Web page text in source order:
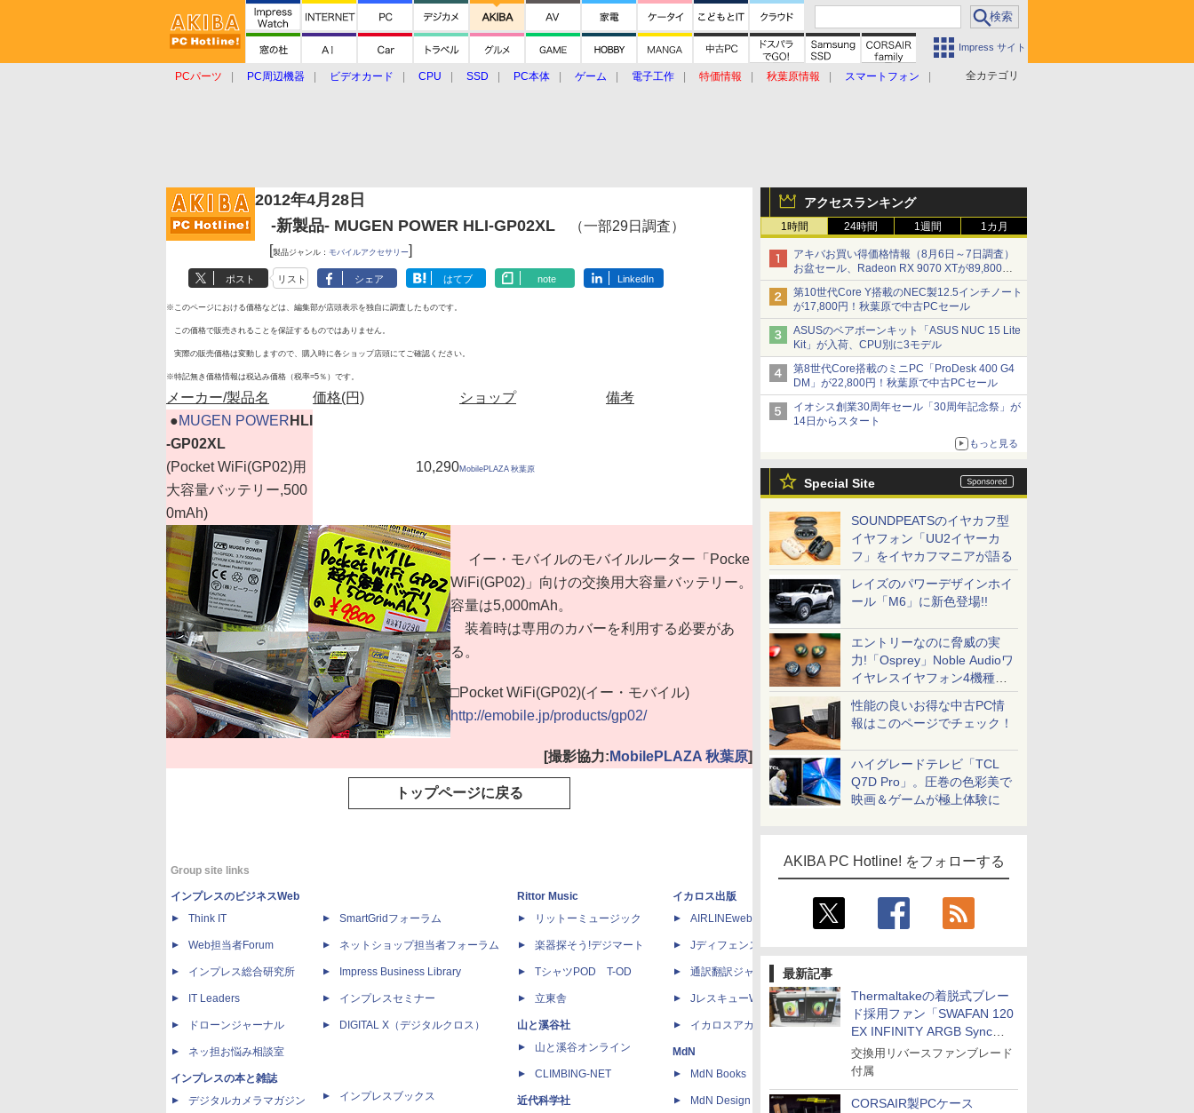
Impress サイト
全カテゴリ
PCパーツ PC周辺機器 ビデオカード CPU SSD PC本体 ゲーム 電子工作 特価情報 秋葉原情報
スマートフォン
アクセスランキング
1時間 24時間 1週間 1カ月
アキバお買い得価格情報（8月6日～7日調査）
お盆セール、Radeon RX 9070 XTが89,800
円、水平周波数24.8kHz対応の17型モニターが
9,801円、暑さ指数連動セール ほか
第10世代Core Y搭載のNEC製12.5インチノート
が17,800円！秋葉原で中古PCセール
ASUSのベアボーンキット「ASUS NUC 15 Lite
Kit」が入荷、CPU別に3モデル
第8世代Core搭載のミニPC「ProDesk 400 G4
DM」が22,800円！秋葉原で中古PCセール
イオシス創業30周年セール「30周年記念祭」が
14日からスタート
もっと見る
Special Site
SOUNDPEATSのイヤカフ型
イヤフォン「UU2イヤーカ
フ」をイヤカフマニアが語る
レイズのパワーデザインホイ
ール「M6」に新色登場!!
エントリーなのに脅威の実
力!「Osprey」Noble Audioワ
イヤレスイヤフォン4機種を
一気に聴く
性能の良いお得な中古PC情
報はこのページでチェック！
ハイグレードテレビ「TCL
Q7D Pro」。圧巻の色彩美で
映画＆ゲームが極上体験に
AKIBA PC Hotline! をフォローする
最新記事
Thermaltakeの着脱式ブレー
ド採用ファン「SWAFAN 120
EX INFINITY ARGB Sync」
に単品パッケージ
交換用リバースファンブレード
付属
CORSAIR製PCケース
2012年4月28日
-新製品- MUGEN POWER HLI-GP02XL （一部29日調査）
[製品ジャンル： モバイルアクセサリー]
ポスト リスト シェア はてブ note LinkedIn
※このページにおける価格などは、編集部が店頭表示を独自に調査したものです。
この価格で販売されることを保証するものではありません。
実際の販売価格は変動しますので、購入時に各ショップ店頭にてご確認ください。
※特記無き価格情報は税込み価格（税率=5％）です。
メーカー/製品名 価格(円) ショップ
備考
●MUGEN POWER HLI
-GP02XL
(Pocket WiFi(GP02)用
大容量バッテリー,500
0mAh)
10,290MobilePLAZA 秋葉原
イー・モバイルのモバイルルーター「Pocke
WiFi(GP02)」向けの交換用大容量バッテリー。
容量は5,000mAh。
装着時は専用のカバーを利用する必要があ
る。
□Pocket WiFi(GP02)(イー・モバイル)
http://emobile.jp/products/gp02/
[撮影協力: MobilePLAZA 秋葉原]
トップページに戻る
Group site links
インプレスのビジネスWeb
Think IT
Web担当者Forum
インプレス総合研究所
IT Leaders
ドローンジャーナル
ネッ担お悩み相談室
インプレスの本と雑誌
デジタルカメラマガジン
SmartGridフォーラム
ネットショップ担当者フォーラム
Impress Business Library
インプレスセミナー
DIGITAL X（デジタルクロス）
インプレスブックス
Rittor Music
リットーミュージック
楽器探そう!デジマート
TシャツPOD T-OD
立東舎
山と溪谷社
山と溪谷オンライン
CLIMBING-NET
近代科学社
イカロス出版
AIRLINEweb
Jディフェンスニュース
通訳翻訳ジャーナル
JレスキューWeb
イカロスアカデミー
MdN
MdN Books
MdN Design Interactive
ICE
PUBFUN
パブファンセルフ
IPGネットワーク
TシャツPOD pTa.shop
カスタム写真集POD fabli